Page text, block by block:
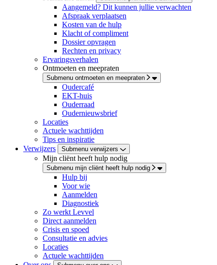
Aangemeld? Dit kunnen jullie verwachten
Afspraak verplaatsen
Kosten van de hulp
Klacht of compliment
Dossier opvragen
Rechten en privacy
Ervaringsverhalen
Ontmoeten en meepraten
Submenu ontmoeten en meepraten
Oudercafé
EKT-huis
Ouderraad
Oudernieuwsbrief
Locaties
Actuele wachttijden
Tips en inspiratie
Verwijzers
Submenu verwijzers
Mijn cliënt heeft hulp nodig
Submenu mijn cliënt heeft hulp nodig
Hulp bij
Voor wie
Aanmelden
Diagnostiek
Zo werkt Levvel
Direct aanmelden
Crisis en spoed
Consultatie en advies
Locaties
Actuele wachttijden